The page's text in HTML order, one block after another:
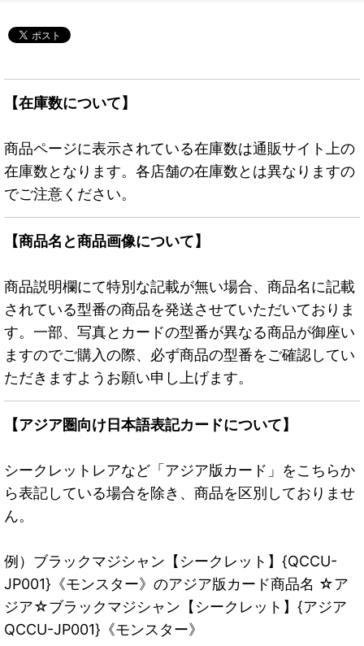
【在庫数について】
商品ページに表示されている在庫数は通販サイト上の
在庫数となります。各店舗の在庫数とは異なりますの
でご注意ください。
【商品名と商品画像について】
商品説明欄にて特別な記載が無い場合、商品名に記載
されている型番の商品を発送させていただいておりま
す。一部、写真とカードの型番が異なる商品が御座い
ますのでご購入の際、必ず商品の型番をご確認してい
ただきますようお願い申し上げます。
【アジア圏向け日本語表記カードについて】
シークレットレアなど「アジア版カード」をこちらか
ら表記している場合を除き、商品を区別しておりませ
ん。
例）ブラックマジシャン【シークレット】{QCCU-
JP001}《モンスター》のアジア版カード商品名 ☆ア
ジア☆ブラックマジシャン【シークレット】{アジア
QCCU-JP001}《モンスター》